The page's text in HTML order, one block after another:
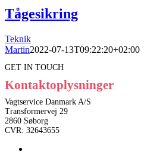
Tågesikring
Teknik
Martin2022-07-13T09:22:20+02:00
GET IN TOUCH
Kontaktoplysninger
Vagtservice Danmark A/S
Transformervej 29
2860 Søborg
CVR: 32643655